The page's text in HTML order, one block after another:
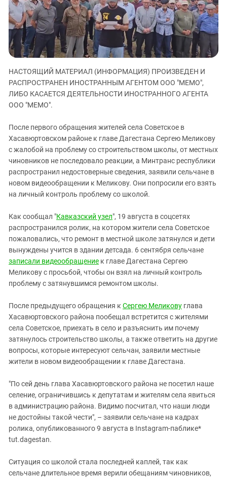
ЗАСТАВЛЯЕТ
КАВКАЗ ЗА ПАЛЕСТИНУ
ИНАКОМЫСЛИЕ В ЧЕЧНЕ
ПРЕСЛЕДОВАНИЕ АКТИВИСТОВ
МОБИЛИЗАЦИЯ И ПРОТЕСТЫ
Дагестан
Ингушетия
Кабардино-Балкария
Калмыкия
Карачаево-Черкесия
Краснодарский край
Нагорный Карабах
Северная Осетия - Алания
СКФО
Ставропольский край
Чечня
Южная Осетия
Южный Кавказ
НАСТОЯЩИЙ МАТЕРИАЛ (ИНФОРМАЦИЯ) ПРОИЗВЕДЕН И
РАСПРОСТРАНЕН ИНОСТРАННЫМ АГЕНТОМ ООО "МЕМО",
ЛИБО КАСАЕТСЯ ДЕЯТЕЛЬНОСТИ ИНОСТРАННОГО АГЕНТА
ООО "МЕМО".
После первого обращения жителей села Советское в
Хасавюртовском районе к главе Дагестана Сергею Меликову
с жалобой на проблему со строительством школы, от местных
чиновников не последовало реакции, а Минтранс республики
распространил недостоверные сведения, заявили сельчане в
новом видеообращении к Меликову. Они попросили его взять
на личный контроль проблему со школой.
Как сообщал "Кавказский узел", 19 августа в соцсетях
распространился ролик, на котором жители села Советское
пожаловались, что ремонт в местной школе затянулся и дети
вынуждены учится в здании детсада. 6 сентября сельчане
записали видеообращение к главе Дагестана Сергею
Меликову с просьбой, чтобы он взял на личный контроль
проблему с затянувшимся ремонтом школы.
После предыдущего обращения к Сергею Меликову глава
Хасавюртовского района пообещал встретится с жителями
села Советское, приехать в село и разъяснить им почему
затянулось строительство школы, а также ответить на другие
вопросы, которые интересуют сельчан, заявили местные
жители в новом видеообращении к главе Дагестана.
"По сей день глава Хасавюртовского района не посетил наше
селение, ограничившись к депутатам и жителям села явиться
в администрацию района. Видимо посчитал, что наши люди
не достойны такой чести", – заявили сельчане на кадрах
ролика, опубликованного 9 августа в Instagram-паблике*
tut.dagestan.
Ситуация со школой стала последней каплей, так как
сельчане длительное время верили обещаниям чиновников,